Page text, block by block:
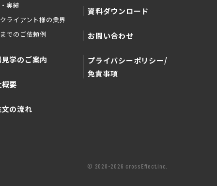
実績
ライアント様の業界
でのご依頼例
学のご案内
要
の流れ
資料ダウンロード
お問い合わせ
プライバシーポリシー/
免責事項
© 2020-2026 crossEffect,inc.